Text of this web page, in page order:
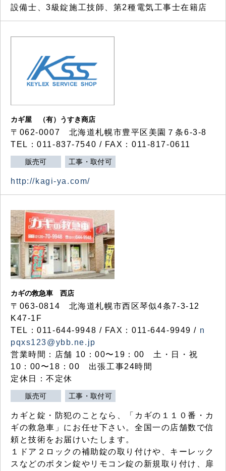
設備士、3級錠施工技師、第2種電気工事士在籍店
カギ屋 （有）うすき商店
〒062-0007 北海道札幌市豊平区美園７条6-3-8
TEL：011-837-7540 / FAX：011-817-0611
販売可 工事・取付可
http://kagi-ya.com/
カギの救急車 西店
〒063-0814 北海道札幌市西区琴似4条7-3-12
K47-1F
TEL：011-644-9948 / FAX：011-644-9949 / n
pqxs123@ybb.ne.jp
営業時間：店舗 10：00〜19：00 土・日・祝
10：00〜18：00 出張工事24時間
定休日：不定休
販売可 工事・取付可
カギと錠・防犯のことなら、「カギの１１０番・カ
ギの救急車」にお任せ下さい。全国一の店舗数で信
頼と技術をお届けいたします。
１ドア２ロックの補助錠の取り付けや、キーレック
スなどのボタン錠やリモコン錠の新規取り付け、扉